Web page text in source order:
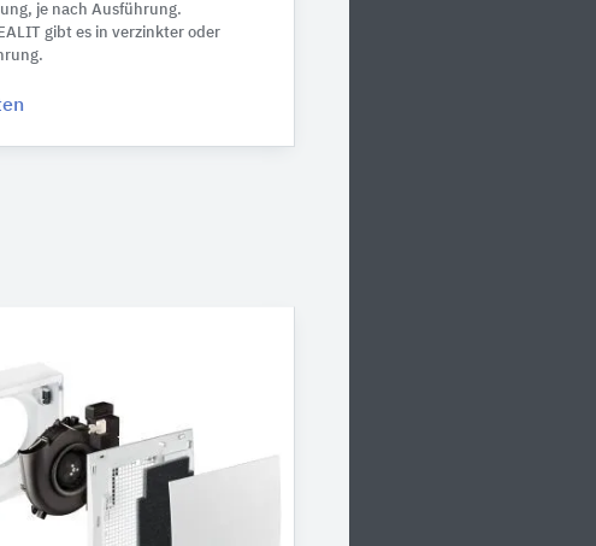
je nach Ausführung.
gibt es in verzinkter oder